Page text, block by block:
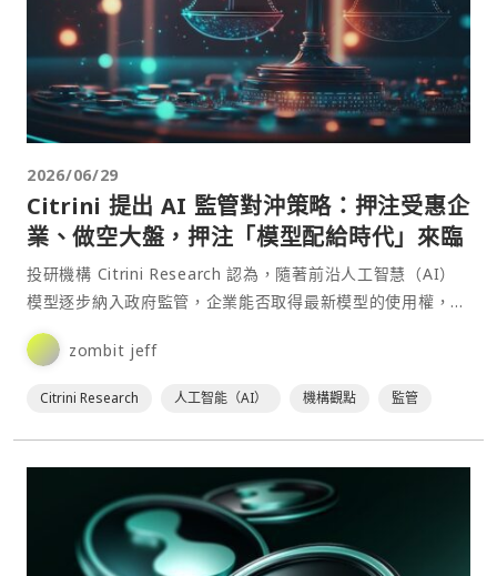
2026/06/29
Citrini 提出 AI 監管對沖策略：押注受惠企
業、做空大盤，押注「模型配給時代」來臨
投研機構 Citrini Research 認為，隨著前沿人工智慧（AI）
模型逐步納入政府監管，企業能否取得最新模型的使用權，將
成為未來競爭力的重要分水嶺。基於此判⋯
zombit jeff
Citrini Research 人工智能（AI） 機構觀點 監管